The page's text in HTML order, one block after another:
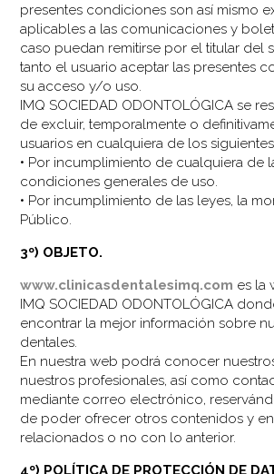
presentes condiciones son así mismo
aplicables a las comunicaciones y
caso puedan remitirse por el titular del
tanto el usuario aceptar las presentes
su acceso y/o uso.
IMQ SOCIEDAD ODONTOLÓGICA se
de excluir, temporalmente o
usuarios en cualquiera de los
• Por incumplimiento de cualquiera de
condiciones generales de uso.
• Por incumplimiento de las leyes, la
Público.
3º) OBJETO.
www.clinicasdentalesimq.com es la
IMQ SOCIEDAD ODONTOLÓGICA
encontrar la mejor información sobre
dentales.
En nuestra web podrá conocer
nuestros profesionales, así como
mediante correo electrónico,
de poder ofrecer otros contenidos y
relacionados o no con lo anterior.
4º) POLÍTICA DE PROTECCIÓN DE